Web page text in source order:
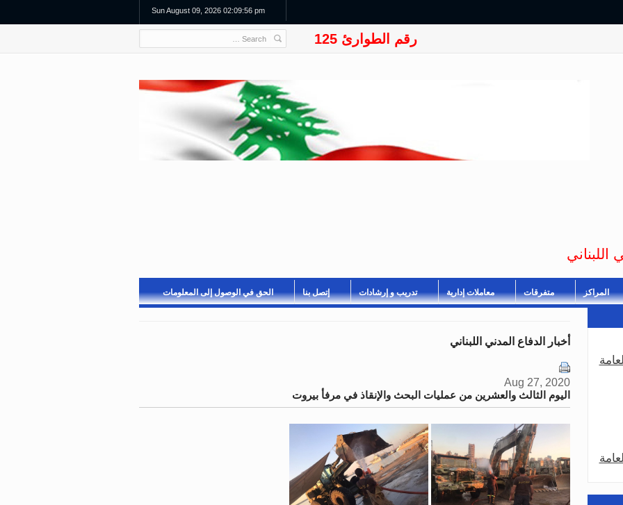
Sun August 09, 2026 02:09:56 pm
رقم الطوارئ 125
اللبناني
المراكز متفرقات معاملات إدارية تدريب و إرشادات إتصل بنا الحق في الوصول إلى المعلومات
أخبار الدفاع المدني اللبناني
Aug 27, 2020
اليوم الثالث والعشرين من عمليات البحث والإنقاذ في مرفأ بيروت